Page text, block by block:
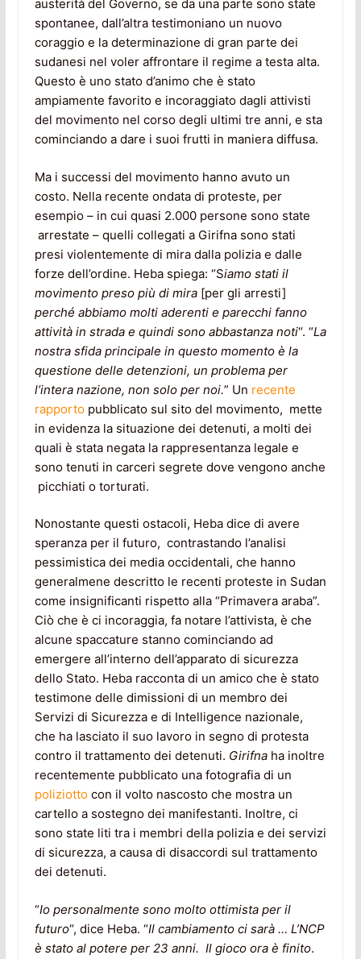
austerità del Governo, se da una parte sono state
spontanee, dall’altra testimoniano un nuovo
coraggio e la determinazione di gran parte dei
sudanesi nel voler affrontare il regime a testa alta.
Questo è uno stato d’animo che è stato
ampiamente favorito e incoraggiato dagli attivisti
del movimento nel corso degli ultimi tre anni, e sta
cominciando a dare i suoi frutti in maniera diffusa.
Ma i successi del movimento hanno avuto un
costo. Nella recente ondata di proteste, per
esempio – in cui quasi 2.000 persone sono state
arrestate – quelli collegati a Girifna sono stati
presi violentemente di mira dalla polizia e dalle
forze dell’ordine. Heba spiega: “Siamo stati il
movimento preso più di mira[per gli arresti]
perché abbiamo molti aderenti e parecchi fanno
attività in strada e quindi sono abbastanza noti“. “La
nostra sfida principale in questo momento è la
questione delle detenzioni, un problema per
l’intera nazione, non solo per noi.” Un recente
rapportopubblicato sul sito del movimento, mette
in evidenza la situazione dei detenuti, a molti dei
quali è stata negata la rappresentanza legale e
sono tenuti in carceri segrete dove vengono anche
picchiati o torturati.
Nonostante questi ostacoli, Heba dice di avere
speranza per il futuro, contrastando l’analisi
pessimistica dei media occidentali, che hanno
generalmene descritto le recenti proteste in Sudan
come insignificanti rispetto alla “Primavera araba”.
Ciò che è ci incoraggia, fa notare l’attivista, è che
alcune spaccature stanno cominciando ad
emergere all’interno dell’apparato di sicurezza
dello Stato. Heba racconta di un amico che è stato
testimone delle dimissioni di un membro dei
Servizi di Sicurezza e di Intelligence nazionale,
che ha lasciato il suo lavoro in segno di protesta
contro il trattamento dei detenuti. Girifnaha inoltre
recentemente pubblicato una fotografia di un
poliziottocon il volto nascosto che mostra un
cartello a sostegno dei manifestanti. Inoltre, ci
sono state liti tra i membri della polizia e dei servizi
di sicurezza, a causa di disaccordi sul trattamento
dei detenuti.
“Io personalmente sono molto ottimista per il
futuro“, dice Heba. “Il cambiamento ci sarà … L’NCP
è stato al potere per 23 anni. Il gioco ora è finito.